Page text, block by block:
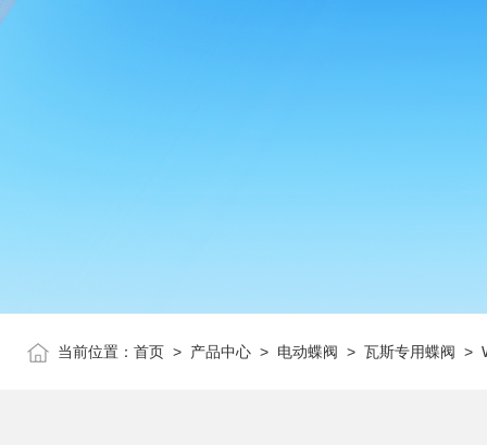
当前位置： 首页 > 产品中心 > 电动蝶阀 > 瓦斯专用蝶阀 >